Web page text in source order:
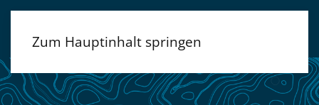
Zum Hauptinhalt springen